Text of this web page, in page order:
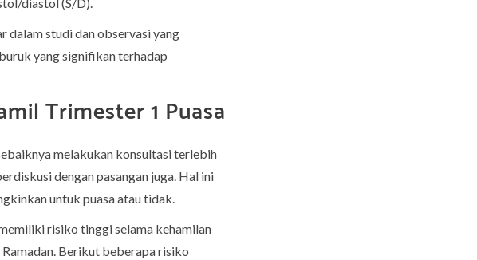
dalam studi dan observasi yang
yang signifikan terhadap
Trimester 1 Puasa
melakukan konsultasi terlebih
dengan pasangan juga. Hal ini
untuk puasa atau tidak.
risiko tinggi selama kehamilan
Berikut beberapa risiko